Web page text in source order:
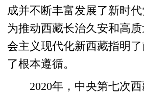
成并不断丰富发展了新时代
为推动西藏长治久安和高
会主义现代化新西藏指明
了根本遵循。
2020年，中央第七次西